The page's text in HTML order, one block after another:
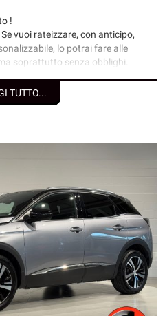
!
vuoi rateizzare, con anticipo,
lo potrai fare alle
soprattutto senza obblighi.
fino a 3 anni senza limite di
le recensioni che descrivono
potrai trovare l’intero parco auto
per ogni singola vettura, i nostri
ad oggi.
con nuovi arrivi, descrizioni delle
TUTTO...